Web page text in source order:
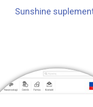
Sunshine